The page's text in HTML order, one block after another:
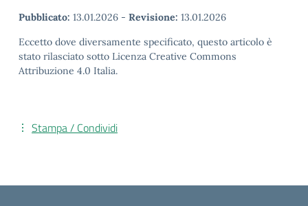
Pubblicato: 13.01.2026 - Revisione: 13.01.2026
Eccetto dove diversamente specificato, questo articolo è
stato rilasciato sotto Licenza Creative Commons
Attribuzione 4.0 Italia.
Stampa / Condividi